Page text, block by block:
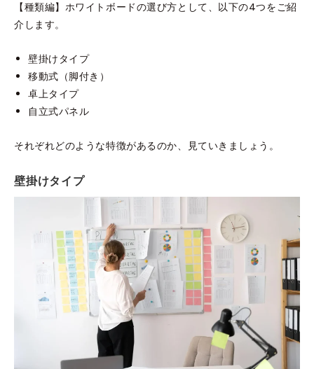
【種類編】ホワイトボードの選び方として、以下の4つをご紹
介します。
壁掛けタイプ
移動式（脚付き）
卓上タイプ
自立式パネル
それぞれどのような特徴があるのか、見ていきましょう。
壁掛けタイプ